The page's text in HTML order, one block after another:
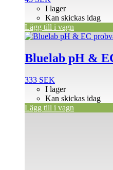
I lager
Kan skickas idag
Lägg till i vagn
Bluelab pH &
333 SEK
I lager
Kan skickas idag
Lägg till i vagn